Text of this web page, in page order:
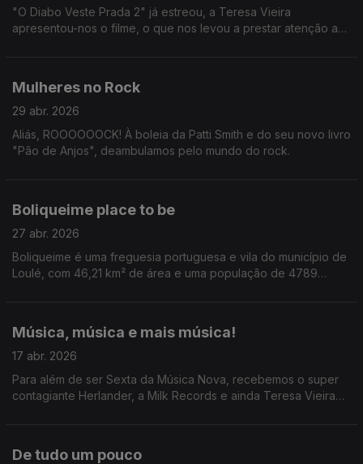
"O Diabo Veste Prada 2" já estreou, a Teresa Vieira
apresentou-nos o filme, o que nos levou a prestar atenção a
Mulheres no Rock
29 abr. 2026
Aliás, ROOOOOOCK! À boleia da Patti Smith e do seu novo livro
"Pão de Anjos", deambulamos pelo mundo do rock.
Boliqueime place to be
27 abr. 2026
Boliqueime é uma freguesia portuguesa e vila do município de
Loulé, com 46,21 km² de área e uma população de 4789
Música, música e mais música!
17 abr. 2026
Para além de ser Sexta da Música Nova, recebemos o super
contagiante Herlander, a Milk Records e ainda Teresa Vieira
De tudo um pouco